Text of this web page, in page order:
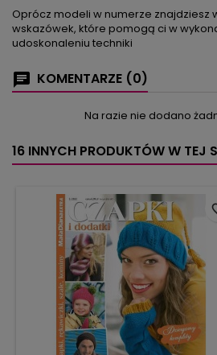
Oprócz modeli w numerze znajdziesz
wskazówek, które pomogą ci w
udoskonaleniu techniki
KOMENTARZE (0)
Na razie nie dodano
16 INNYCH PRODUKTÓW W TEJ